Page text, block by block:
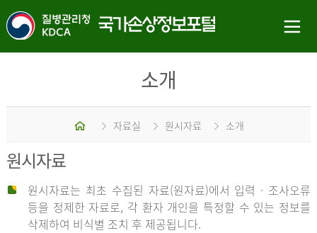
소개
홈 자료실 원시자료 소개
원시자료
원시자료는 최초 수집된 자료(원자료)에서 입력 · 조사오류
등을 정제한 자료로, 각 환자 개인을 특정할 수 있는 정보를
삭제하여 비식별 조치 후 제공됩니다.